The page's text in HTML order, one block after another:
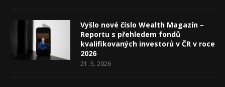
Vyšlo nové číslo Wealth Magazín –
Reportu s přehledem fondů
kvalifikovaných investorů v ČR v roce
2026
21. 5. 2026